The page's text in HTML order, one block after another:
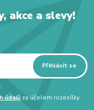
akce a slevy!
Přihlásit se
údajů za účelem rozesílky